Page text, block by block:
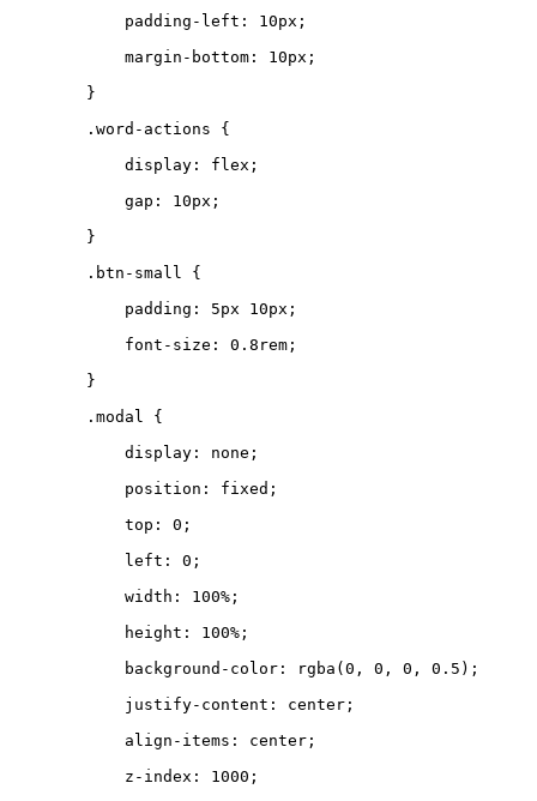
padding-left : 10px ;
margin-bottom : 10px ;
}
. word-actions
{
display : flex ;
gap : 10px ;
}
. btn-small
{
padding : 5px 10px ;
font-size : 0.8 rem ;
}
. modal
{
display : none ;
position : fixed ;
top : 0 ;
left : 0 ;
width : 100% ;
height : 100% ;
background-color : rgba (0 , 0 , 0 , 0.5 );
justify-content : center ;
align-items : center ;
z-index : 1000 ;